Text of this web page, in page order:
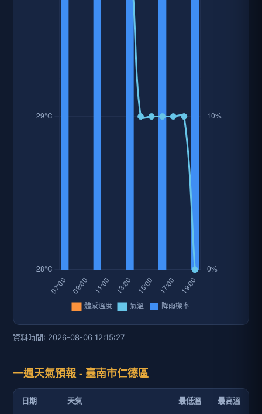
資料時間: 2026-08-06 12:15:27
一週天氣預報 - 臺南市仁德區
日期 天氣 最低溫 最高溫